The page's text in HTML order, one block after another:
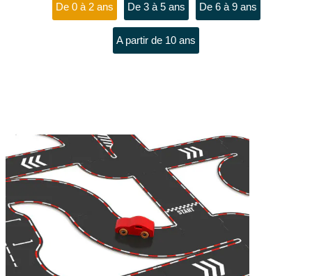
De 0 à 2 ans De 3 à 5 ans De 6 à 9 ans
A partir de 10 ans